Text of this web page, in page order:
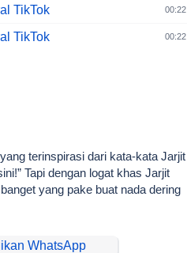
TikTok 00:22
TikTok 00:22
terinspirasi dari kata-kata Jarjit
Tapi dengan logat khas Jarjit
yang pake buat nada dering
WhatsApp